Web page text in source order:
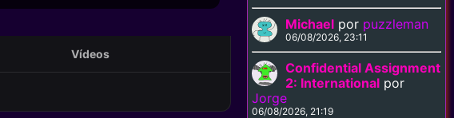
Vídeos
Michael por puzzleman
06/08/2026, 23:11
Confidential Assignment
2: International por
Jorge
06/08/2026, 21:19